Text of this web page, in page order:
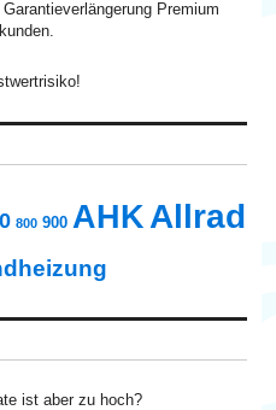
Premium
800 900 AHKAllrad
ist aber zu hoch?